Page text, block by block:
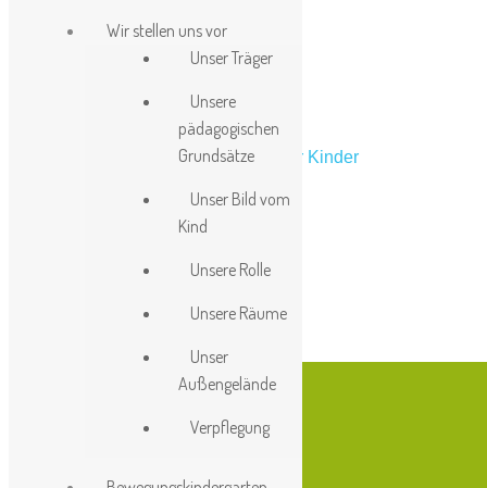
Nanette-Streicher-Weg 28
Wir stellen uns vor
Unser Träger
Unsere
pädagogischen
Grundsätze
Unser Bild vom
Kind
Unsere Rolle
Unsere Räume
Unser
Außengelände
Verpflegung